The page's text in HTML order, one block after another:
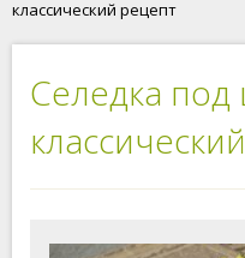
классический рецепт
Селедка